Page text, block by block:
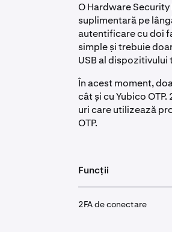
O Hardware
suplimentară pe
autentificare cu doi
simple și trebuie
USB al dispozitivului
În acest moment,
cât și cu Yubico
uri care utilizează
OTP.
Funcții
2FA de conectare